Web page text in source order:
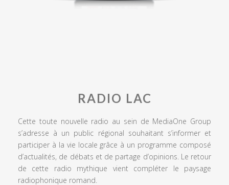
RADIO LAC
Cette toute nouvelle radio au sein de MediaOne Group
s’adresse à un public régional souhaitant s’informer et
participer à la vie locale grâce à un programme composé
d’actualités, de débats et de partage d’opinions. Le retour
de cette radio mythique vient compléter le paysage
radiophonique romand.